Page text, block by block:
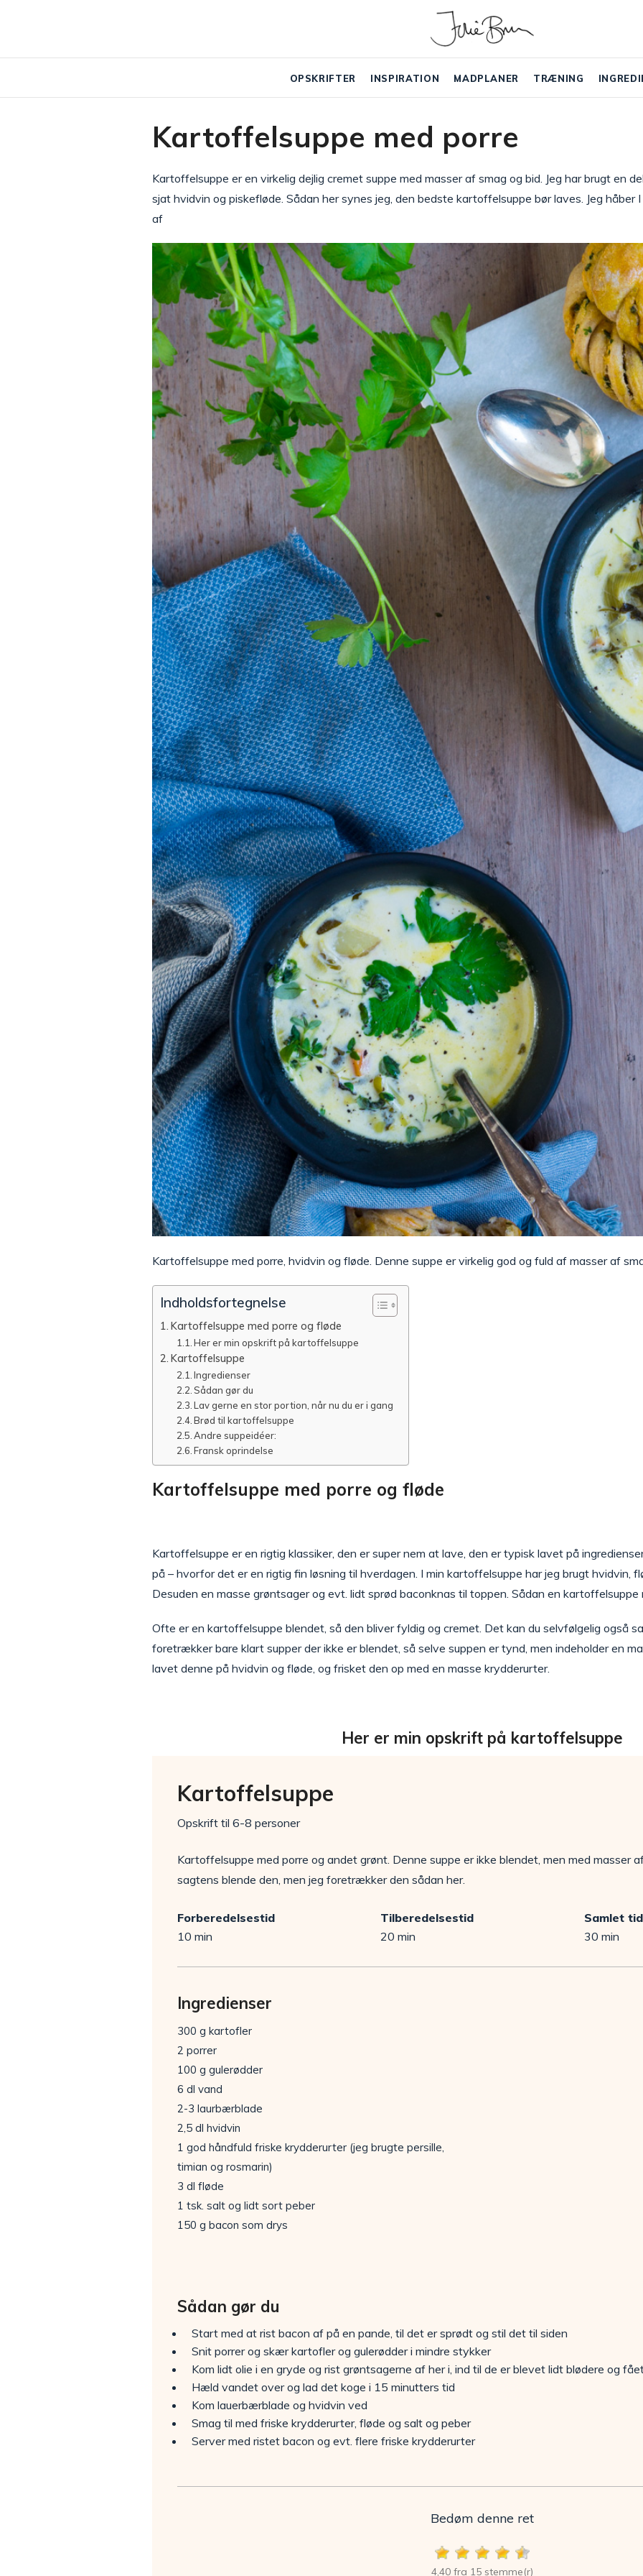
OPSKRIFTER INSPIRATION MADPLANER TRÆNING
Kartoffelsuppe med porre
Kartoffelsuppe er en virkelig dejlig cremet suppe med masser af smag og bid. Jeg har brugt en
sjat hvidvin og piskefløde. Sådan her synes jeg, den bedste kartoffelsuppe bør laves. Jeg
af
Kartoffelsuppe med porre, hvidvin og fløde. Denne suppe er virkelig god og fuld af masser af
Indholdsfortegnelse
Kartoffelsuppe med porre og fløde
Her er min opskrift på kartoffelsuppe
Kartoffelsuppe
Ingredienser
Sådan gør du
Lav gerne en stor portion, når nu du er i gang
Brød til kartoffelsuppe
Andre suppeidéer:
Fransk oprindelse
Kartoffelsuppe med porre og fløde
Kartoffelsuppe er en rigtig klassiker, den er super nem at lave, den er typisk lavet på
på – hvorfor det er en rigtig fin løsning til hverdagen. I min kartoffelsuppe har jeg brugt hvidvin,
Desuden en masse grøntsager og evt. lidt sprød baconknas til toppen. Sådan en kartoffelsuppe
Ofte er en kartoffelsuppe blendet, så den bliver fyldig og cremet. Det kan du selvfølgelig også
foretrækker bare klart supper der ikke er blendet, så selve suppen er tynd, men indeholder en
lavet denne på hvidvin og fløde, og frisket den op med en masse krydderurter.
Her er min opskrift på kartoffelsuppe
Kartoffelsuppe
Opskrift til 6-8 personer
Kartoffelsuppe med porre og andet grønt. Denne suppe er ikke blendet, men med masser
sagtens blende den, men jeg foretrækker den sådan her.
Forberedelsestid
10 min
Tilberedelsestid
20 min
Samlet tid
30 min
Ingredienser
300 g kartofler
2 porrer
100 g gulerødder
6 dl vand
2-3 laurbærblade
2,5 dl hvidvin
1 god håndfuld friske krydderurter (jeg brugte persille,
timian og rosmarin)
3 dl fløde
1 tsk. salt og lidt sort peber
150 g bacon som drys
Sådan gør du
Start med at rist bacon af på en pande, til det er sprødt og stil det til siden
Snit porrer og skær kartofler og gulerødder i mindre stykker
Kom lidt olie i en gryde og rist grøntsagerne af her i, ind til de er blevet lidt blødere og
Hæld vandet over og lad det koge i 15 minutters tid
Kom lauerbærblade og hvidvin ved
Smag til med friske krydderurter, fløde og salt og peber
Server med ristet bacon og evt. flere friske krydderurter
Bedøm denne ret
4,40 fra 15 stemme(r)